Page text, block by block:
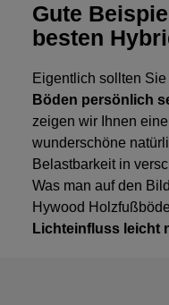
Gute
besten
Eigentlich sollten
Böden persönlich
zeigen wir Ihnen
wunderschöne
Belastbarkeit in
Was man auf den
Hywood
Lichteinfluss leicht